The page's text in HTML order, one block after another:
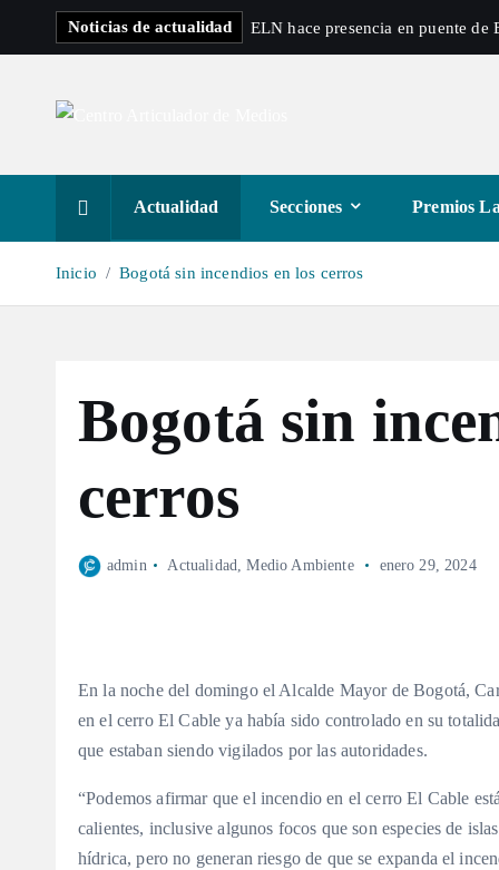
Noticias de actualidad ELN hace presencia en puente de
Actualidad Secciones Premios
Inicio Bogotá sin incendios en los cerros
Bogotá sin
cerros
admin Actualidad,Medio Ambiente enero 29, 2024
En la noche del domingo el Alcalde Mayor de Bogotá,
en el cerro El Cable ya había sido controlado en su
que estaban siendo vigilados por las autoridades.
“Podemos afirmar que el incendio en el cerro El Cable
calientes, inclusive algunos focos que son especies de
hídrica, pero no generan riesgo de que se expanda el